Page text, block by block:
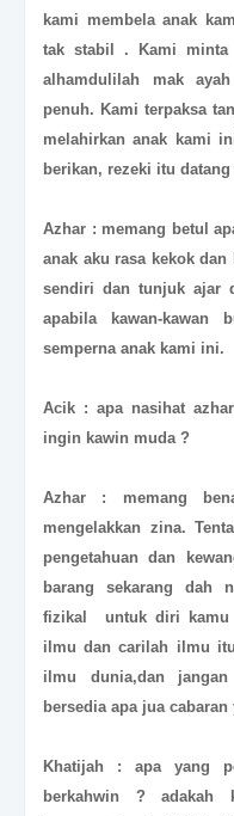
kami membela anak
tak stabil . Kami minta
alhamdulilah mak
penuh. Kami terpaksa
melahirkan anak kami
berikan, rezeki itu
Azhar : memang betul
anak aku rasa kekok
sendiri dan tunjuk ajar
apabila kawan-kawan
semperna anak kami ini.
Acik : apa nasihat
ingin kawin muda ?
Azhar : memang
mengelakkan zina.
pengetahuan dan
barang sekarang dah
fizikal untuk diri kamu
ilmu dan carilah ilmu
ilmu dunia,dan
bersedia apa jua
Khatijah : apa yang
berkahwin ? adakah